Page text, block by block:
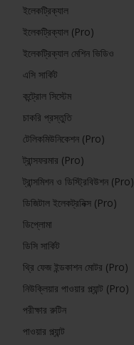
ইলেকট্রিক্যাল
ইলেকট্রিক্যাল (Pro)
ইলেকট্রিক্যাল মেশিন ভিডিও
এসি সার্কিট
কন্ট্রোল সিস্টেম
চাকরি প্রস্তুতি
টেলিকমিউনিকেশন (Pro)
ট্রান্সফরমার (Pro)
ট্রান্সমিশন ও ডিস্ট্রিবিউশন (Pro)
ডিজিটাল ইলেকট্রনিক্স (Pro)
ডিপ্লোমা
ডিসি সার্কিট
থ্রি ফেজ ইন্ডকাশন মোটর (Pro)
নিউক্লিয়ার পাওয়ার প্ল্যান্ট (Pro)
পরীক্ষার রুটিন
পাওয়ার প্ল্যান্ট